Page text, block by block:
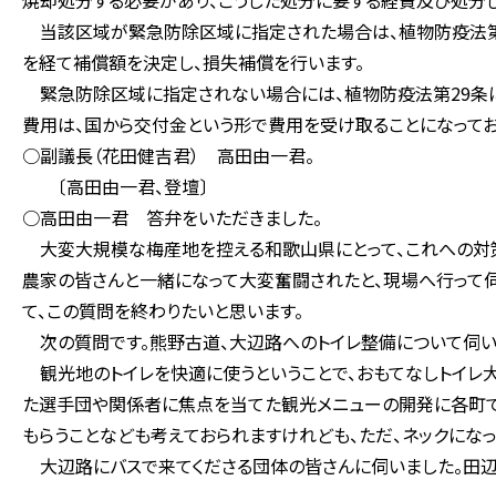
当該区域が緊急防除区域に指定された場合は、植物防疫法
を経て補償額を決定し、損失補償を行います。
緊急防除区域に指定されない場合には、植物防疫法第29条
費用は、国から交付金という形で費用を受け取ることになってお
○副議長（花田健吉君） 高田由一君。
〔高田由一君、登壇〕
○高田由一君 答弁をいただきました。
大変大規模な梅産地を控える和歌山県にとって、これへの対
農家の皆さんと一緒になって大変奮闘されたと、現場へ行っ
て、この質問を終わりたいと思います。
次の質問です。熊野古道、大辺路へのトイレ整備について伺い
観光地のトイレを快適に使うということで、おもてなしトイ
た選手団や関係者に焦点を当てた観光メニューの開発に各町
もらうことなども考えておられますけれども、ただ、ネックにな
大辺路にバスで来てくださる団体の皆さんに伺いました。